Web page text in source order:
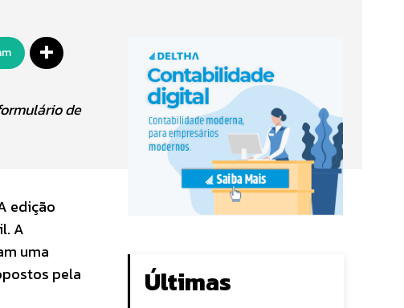
de
edição
A
uma
pela
Últimas